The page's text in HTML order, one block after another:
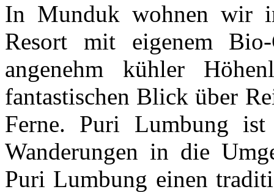
In Munduk wohnen wir
Resort mit eigenem
angenehm kühler
fantastischen Blick über
Ferne. Puri Lumbung
Wanderungen in die
Puri Lumbung einen